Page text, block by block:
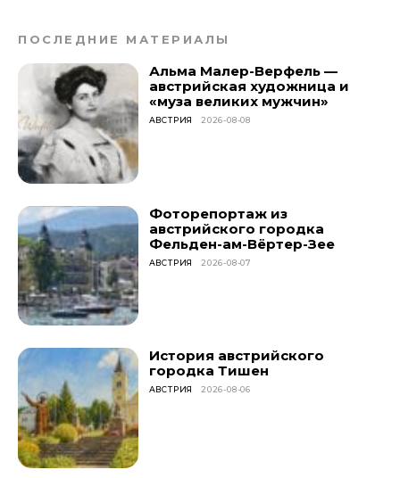
ПОСЛЕДНИЕ МАТЕРИАЛЫ
Альма Малер-Верфель —
австрийская художница и
«муза великих мужчин»
АВСТРИЯ 2026-08-08
Фоторепортаж из
австрийского городка
Фельден-ам-Вёртер-Зее
АВСТРИЯ 2026-08-07
История австрийского
городка Тишен
АВСТРИЯ 2026-08-06